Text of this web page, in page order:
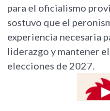
para el oficialismo
sostuvo que el
experiencia necesaria
liderazgo y mantener
elecciones de 2027.